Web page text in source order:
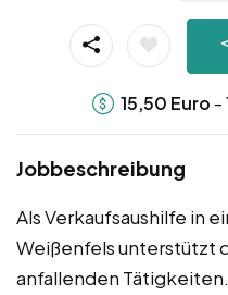
15,50 Euro -
Jobbeschreibung
Als Verkaufsaushilfe in
Weißenfels unterstützt
anfallenden